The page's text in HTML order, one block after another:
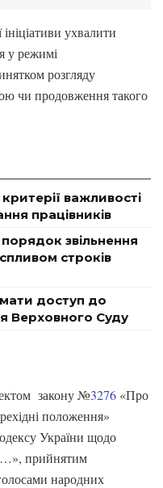
ухвалити
у режимі
розгляду
чи продовження такого
важливості
працівників
звільнення
спливом строків
доступ до
Верховного Суду
закону №3276 «Про
положення»
України щодо
прийнятим
народних